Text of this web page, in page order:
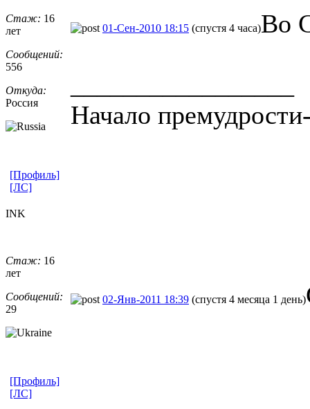
Стаж: 16
лет
Сообщений:
556
Откуда:
Россия
01-Сен-2010 18:15 (спустя 4 часа)Во
Начало
[Профиль]
[ЛС]
INK
Стаж: 16
лет
Сообщений:
29
02-Янв-2011 18:39 (спустя 4 месяца 1 день)
[Профиль]
[ЛС]